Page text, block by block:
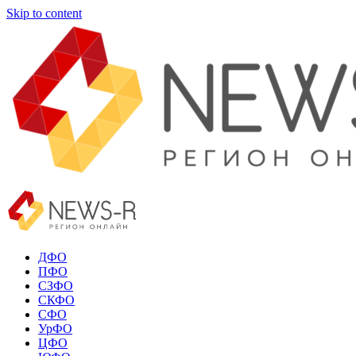
Skip to content
ДФО
ПФО
СЗФО
СКФО
СФО
УрФО
ЦФО